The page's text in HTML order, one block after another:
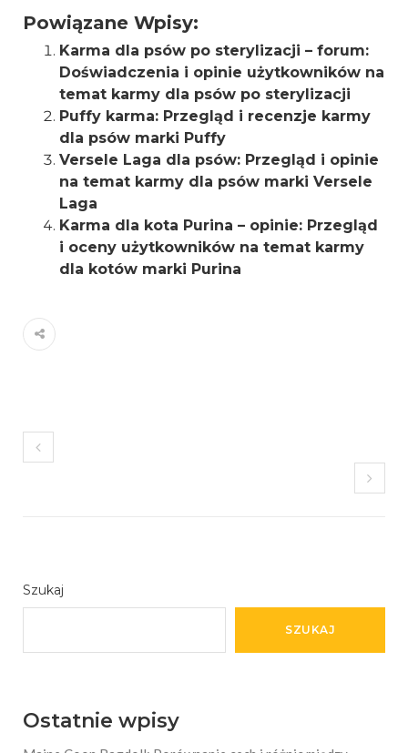
Powiązane Wpisy:
Karma dla psów po sterylizacji – forum:
Doświadczenia i opinie użytkowników na
temat karmy dla psów po sterylizacji
Puffy karma: Przegląd i recenzje karmy
dla psów marki Puffy
Versele Laga dla psów: Przegląd i opinie
na temat karmy dla psów marki Versele
Laga
Karma dla kota Purina – opinie: Przegląd
i oceny użytkowników na temat karmy
dla kotów marki Purina
Szukaj
SZUKAJ
Ostatnie wpisy